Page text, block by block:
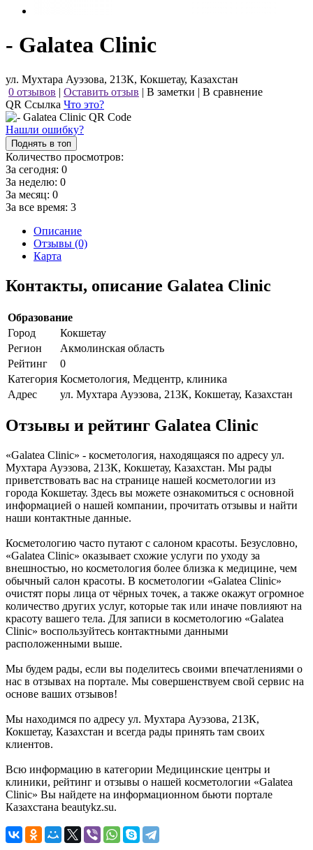
- Galatea Clinic
ул. Мухтара Ауэзова, 213К, Кокшетау, Казахстан
0 отзывов | Оставить отзыв | В заметки | В сравнение
QR Ссылка Что это?
Нашли ошибку?
Поднять в топ
Количество просмотров:
За сегодня: 0
За неделю: 0
За месяц: 0
За все время: 3
Описание
Отзывы (0)
Карта
Контакты, описание Galatea Clinic
Образование
Город
Кокшетау
Регион
Акмолинская область
Рейтинг
0
Категория Косметология, Медцентр, клиника
Адрес
ул. Мухтара Ауэзова, 213К, Кокшетау, Казахстан
Отзывы и рейтинг Galatea Clinic
«Galatea Clinic» - косметология, находящаяся по адресу ул.
Мухтара Ауэзова, 213К, Кокшетау, Казахстан. Мы рады
приветствовать вас на странице нашей косметологии из
города Кокшетау. Здесь вы можете ознакомиться с основной
информацией о нашей компании, прочитать отзывы и найти
наши контактные данные.
Косметологию часто путают с салоном красоты. Безусловно,
«Galatea Clinic» оказывает схожие услуги по уходу за
внешностью, но косметология более близка к медицине, чем
обычный салон красоты. В косметологии «Galatea Clinic»
очистят поры лица от чёрных точек, а также окажут огромное
количество других услуг, которые так или иначе повлияют на
красоту вашего тела. Для записи в косметологию «Galatea
Clinic» воспользуйтесь контактными данными
расположенными выше.
Мы будем рады, если вы поделитесь своими впечатлениями о
нас в отзывах на портале. Мы совершенствуем свой сервис на
основе ваших отзывов!
Мы находимся по адресу ул. Мухтара Ауэзова, 213К,
Кокшетау, Казахстан и всегда рады принять там своих
клиентов.
Всю информацию в категории Медицинские центры и
клиники, рейтинг и отзывы о нашей косметологии «Galatea
Clinic» Вы найдете на информационном бьюти портале
Казахстана beautykz.su.